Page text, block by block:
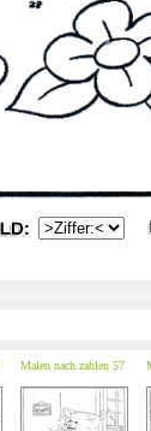
Malen nach zahlen 57